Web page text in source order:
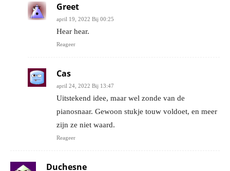
Greet
april 19, 2022 Bij 00:25
Hear hear.
Reageer
Cas
april 24, 2022 Bij 13:47
Uitstekend idee, maar wel zonde van de
pianosnaar. Gewoon stukje touw voldoet, en meer
zijn ze niet waard.
Reageer
Duchesne